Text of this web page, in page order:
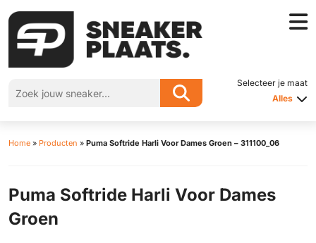
Selecteer je maat
Alles
Home » Producten » Puma Softride Harli Voor Dames Groen – 311100_06
Puma Softride Harli Voor Dames
Groen